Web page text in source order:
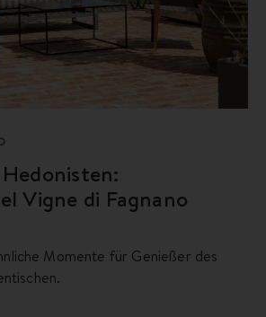
Vigne di Fagnano
Momente für Genießer des